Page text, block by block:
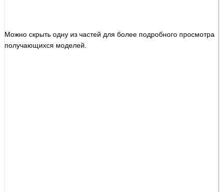
Можно скрыть одну из частей для более подробного просмотра
получающихся моделей.